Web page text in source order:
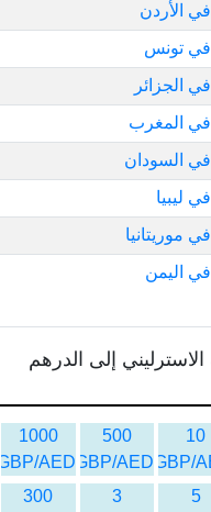
الأردن
في تونس
الجزائر
في المغرب
السودان
ليبيا
موريتانيا
اليمن
إلى الدرهم
10
GBP/
500
GBP/AED
1000
GBP/AED
5
3
300